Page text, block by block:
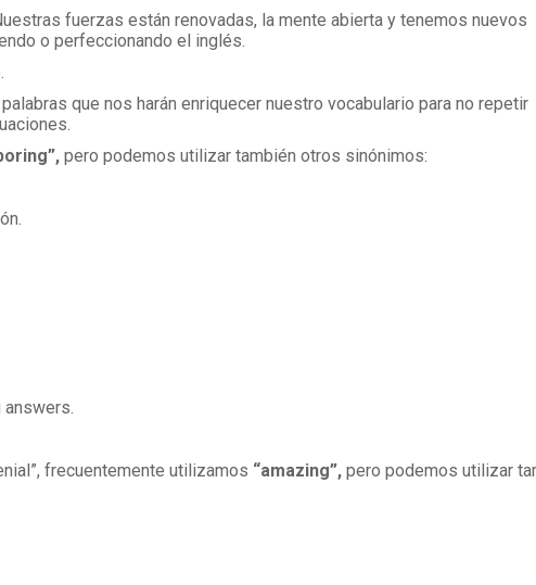
fuerzas están renovadas, la mente abierta y tenemos nuevos
o perfeccionando el inglés.
que nos harán enriquecer nuestro vocabulario para no repetir
pero podemos utilizar también otros sinónimos:
frecuentemente utilizamos “amazing”, pero podemos utilizar